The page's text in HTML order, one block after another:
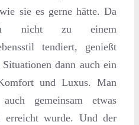
sie es gerne hätte. Da
nicht zu einem
tendiert, genießt
dann auch ein
und Luxus. Man
gemeinsam etwas
erreicht wurde. Und der